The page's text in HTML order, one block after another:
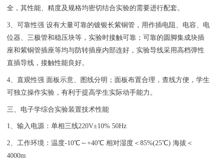
全，其性能、精度及规格均密切结合实验的需要进行配套。
3、可靠性强 设有大量可靠的镀银长紫铜管，用作插电阻、电容、电
位器、三极管和稳压块等，实验时接触可靠；可靠的圆脚集成块插
座和紫铜管插座等均与防转插座内部连好，实验导线采用高档弹性
直插导线，接触性能良好。
4、直观性强 面板示意、图线分明；面板布置合理，查线方便，学生
可独立操作实验，有利于提高学生实际动手能力。
三、电子学综合实验装置技术性能
1、输入电源：单相三线220V±10% 50Hz
2、工作环境：温度-10℃～+40℃ 相对湿度＜85%(25℃) 海拔＜
4000m